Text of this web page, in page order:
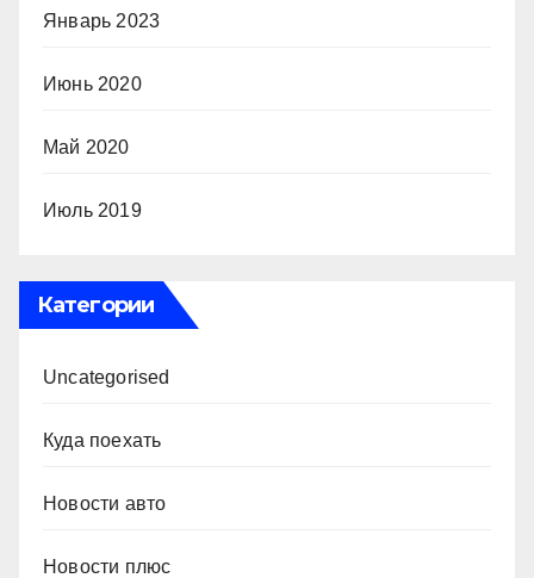
Январь 2023
Июнь 2020
Май 2020
Июль 2019
Категории
Uncategorised
Куда поехать
Новости авто
Новости плюс